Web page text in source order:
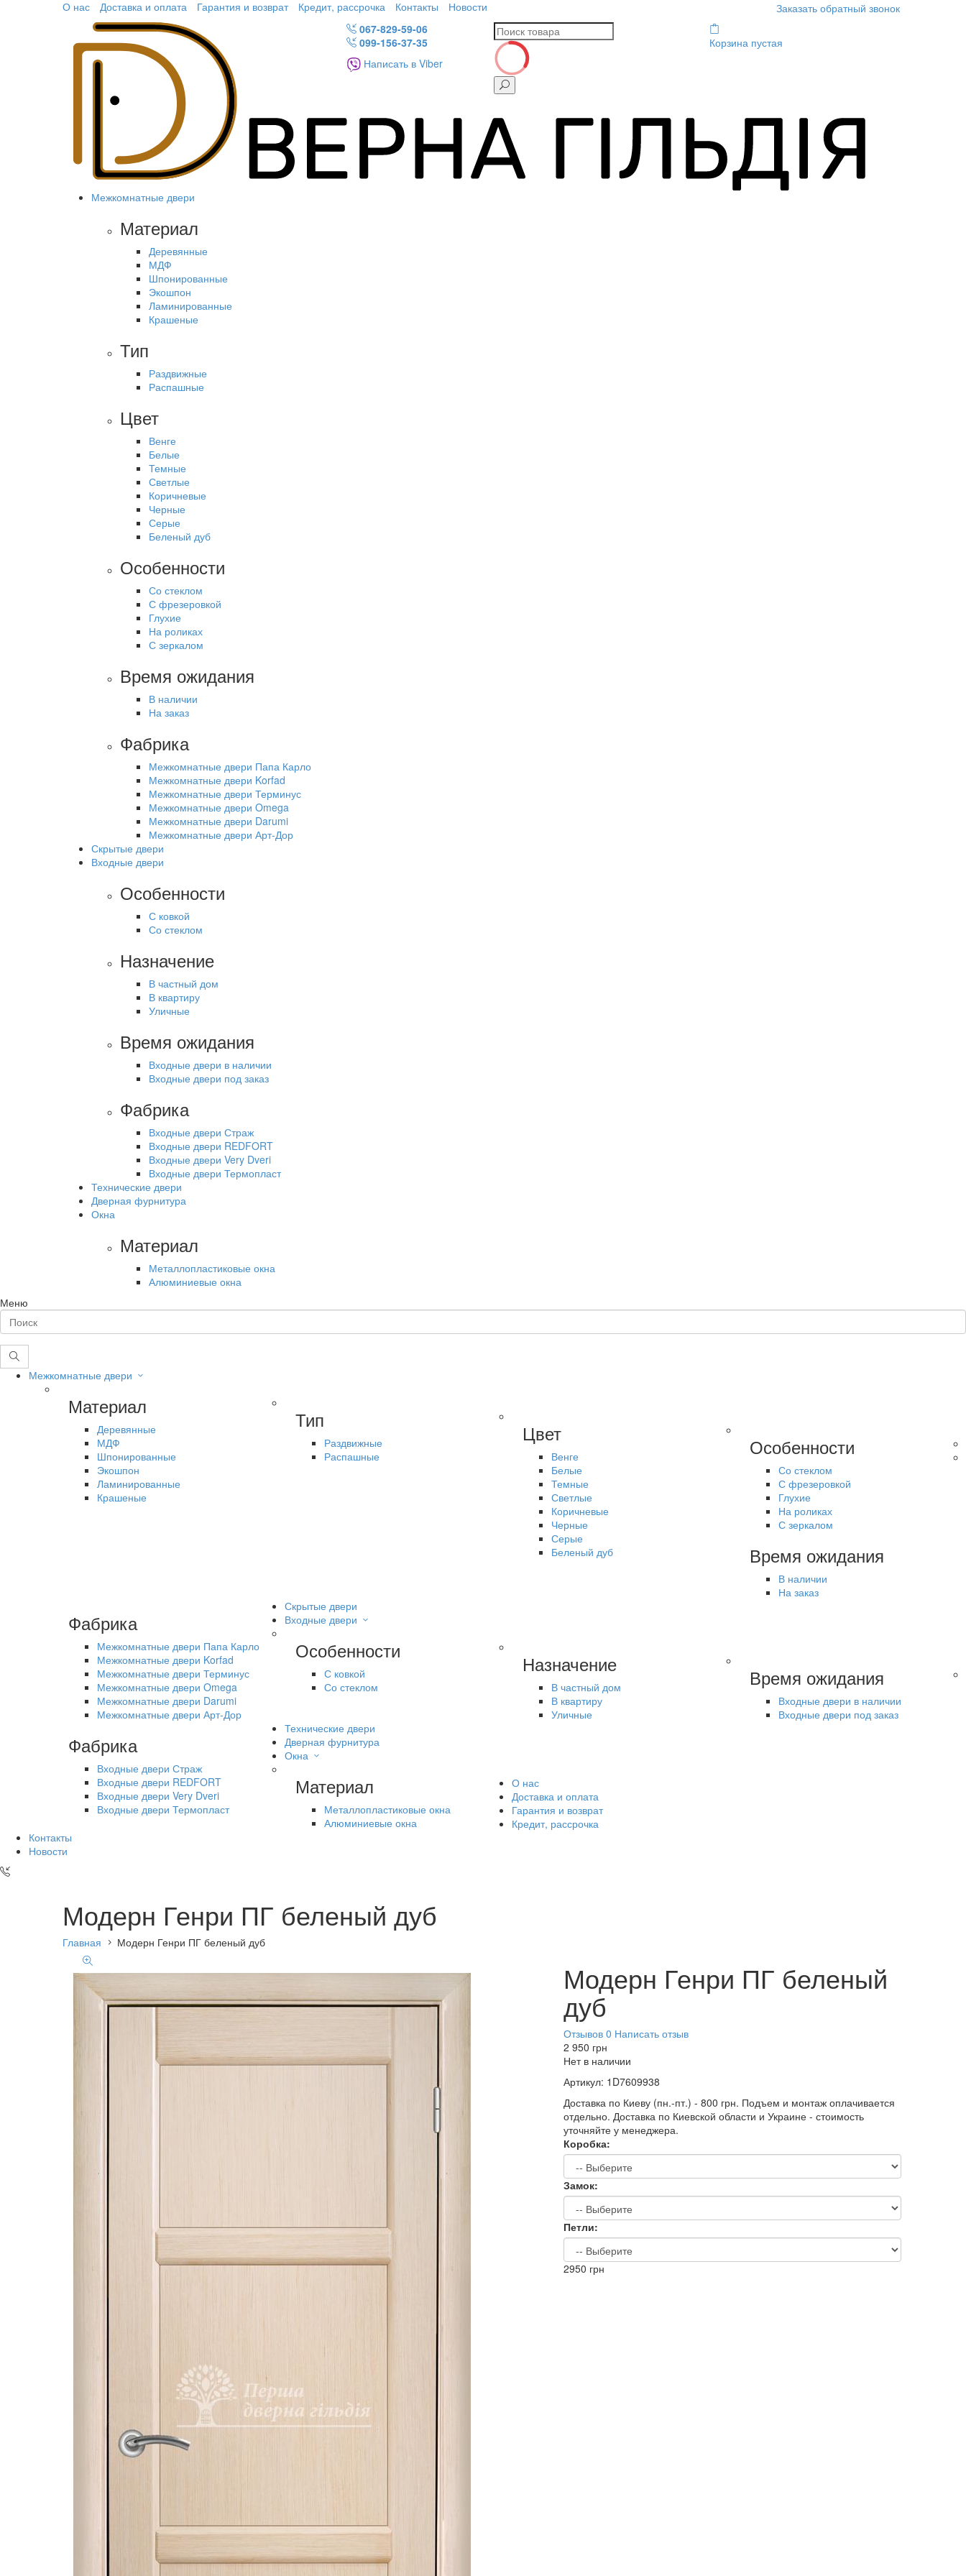
О нас Доставка и оплата Гарантия и возврат Кредит, рассрочка Контакты Новости
Заказать обратный звонок
067-829-59-06
099-156-37-35
Написать в Viber
Корзина пустая
Межкомнатные двери
Материал
Деревянные
МДФ
Шпонированные
Экошпон
Ламинированные
Крашеные
Тип
Раздвижные
Распашные
Цвет
Венге
Белые
Темные
Светлые
Коричневые
Черные
Серые
Беленый дуб
Особенности
Со стеклом
С фрезеровкой
Глухие
На роликах
С зеркалом
Время ожидания
В наличии
На заказ
Фабрика
Межкомнатные двери Папа Карло
Межкомнатные двери Korfad
Межкомнатные двери Терминус
Межкомнатные двери Omega
Межкомнатные двери Darumi
Межкомнатные двери Арт-Дор
Скрытые двери
Входные двери
Особенности
С ковкой
Со стеклом
Назначение
В частный дом
В квартиру
Уличные
Время ожидания
Входные двери в наличии
Входные двери под заказ
Фабрика
Входные двери Страж
Входные двери REDFORT
Входные двери Very Dveri
Входные двери Термопласт
Технические двери
Дверная фурнитура
Окна
Материал
Металлопластиковые окна
Алюминиевые окна
Меню
Межкомнатные двери
Материал
Деревянные
МДФ
Шпонированные
Экошпон
Ламинированные
Крашеные
Тип
Раздвижные
Распашные
Цвет
Венге
Белые
Темные
Светлые
Коричневые
Черные
Серые
Беленый дуб
Особенности
Со стеклом
С фрезеровкой
Глухие
На роликах
С зеркалом
Время ожидания
В наличии
На заказ
Фабрика
Межкомнатные двери Папа Карло
Межкомнатные двери Korfad
Межкомнатные двери Терминус
Межкомнатные двери Omega
Межкомнатные двери Darumi
Межкомнатные двери Арт-Дор
Скрытые двери
Входные двери
Особенности
С ковкой
Со стеклом
Назначение
В частный дом
В квартиру
Уличные
Время ожидания
Входные двери в наличии
Входные двери под заказ
Фабрика
Входные двери Страж
Входные двери REDFORT
Входные двери Very Dveri
Входные двери Термопласт
Технические двери
Дверная фурнитура
Окна
Материал
Металлопластиковые окна
Алюминиевые окна
О нас
Доставка и оплата
Гарантия и возврат
Кредит, рассрочка
Контакты
Новости
Модерн Генри ПГ беленый дуб
Главная Модерн Генри ПГ беленый дуб
Модерн Генри ПГ беленый
дуб
Отзывов 0 Написать отзыв
2 950 грн
Нет в наличии
Артикул: 1D7609938
Доставка по Киеву (пн.-пт.) - 800 грн. Подъем и монтаж оплачивается
отдельно. Доставка по Киевской области и Украине - стоимость
уточняйте у менеджера.
Коробка:
Замок:
Петли:
2950 грн